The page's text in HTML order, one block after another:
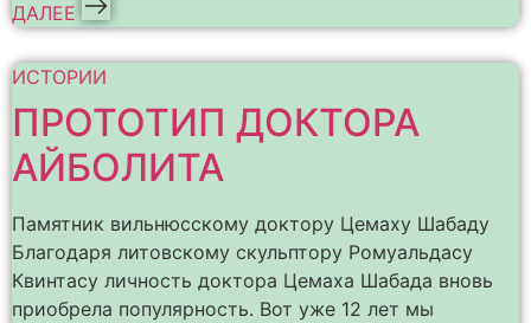
ДАЛЕЕ
ИСТОРИИ
ПРОТОТИП ДОКТОРА
АЙБОЛИТА
Памятник вильнюсскому доктору Цемаху Шабаду
Благодаря литовскому скульптору Ромуальдасу
Квинтасу личность доктора Цемаха Шабада вновь
приобрела популярность. Вот уже 12 лет мы